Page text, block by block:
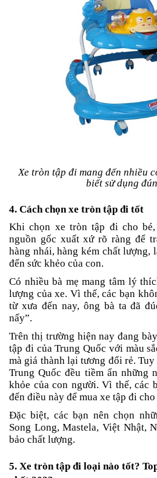
Xe tròn tập đi mang đến nhiều
biết sử dụng
4. Cách chọn xe tròn tập đi tốt
Khi chọn xe tròn tập đi cho
nguồn gốc xuất xứ rõ ràng để
hàng nhái, hàng kém chất lượng,
đến sức khẻo của con.
Có nhiều bà mẹ mang tâm lý
lượng của xe. Vì thế, các bạn
từ xưa đến nay, ông bà ta đã
nấy”.
Trên thị trường hiện nay đang
tập đi của Trung Quốc với màu
mà giá thành lại tương đối rẻ. Tuy
Trung Quốc đều tiềm ẩn những
khỏe của con người. Vì thế, các
đến điều này để mua xe tập đi cho
Đặc biệt, các bạn nên chọn
Song Long, Mastela, Việt Nhật,
bảo chất lượng.
5. Xe tròn tập đi loại nào tốt?